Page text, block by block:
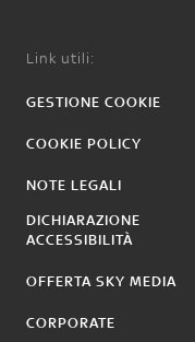
Link utili:
GESTIONE COOKIE
COOKIE POLICY
NOTE LEGALI
DICHIARAZIONE
ACCESSIBILITÀ
OFFERTA SKY MEDIA
CORPORATE